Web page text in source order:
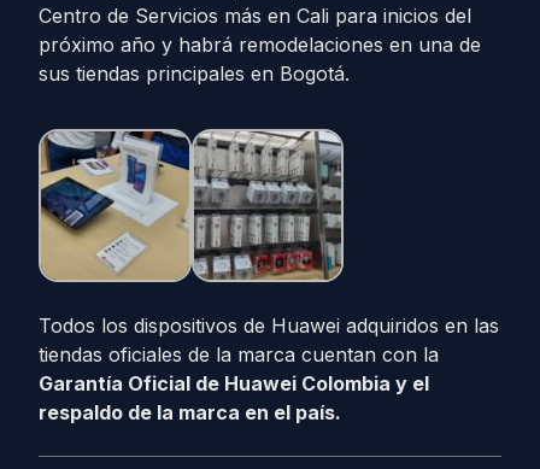
Centro de Servicios más en Cali para inicios del
próximo año y habrá remodelaciones en una de
sus tiendas principales en Bogotá.
Todos los dispositivos de Huawei adquiridos en las
tiendas oficiales de la marca cuentan con la
Garantía Oficial de Huawei Colombia y el
respaldo de la marca en el país.